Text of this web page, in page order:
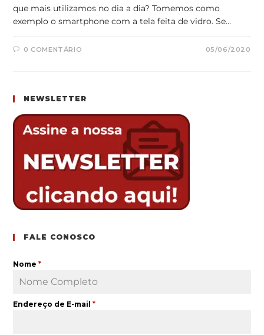
que mais utilizamos no dia a dia? Tomemos como
exemplo o smartphone com a tela feita de vidro. Se…
0 COMENTÁRIO 05/06/2020
NEWSLETTER
FALE CONOSCO
Nome*
Endereço de E-mail*